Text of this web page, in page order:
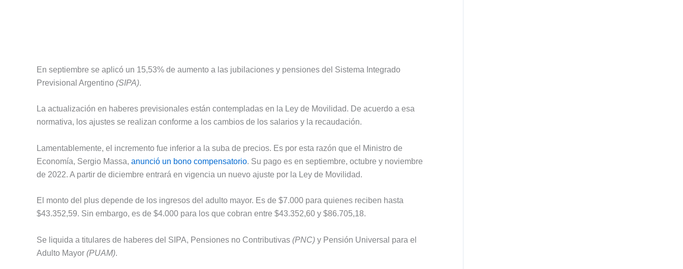
En septiembre se aplicó un 15,53% de aumento a las jubilaciones y pensiones del Sistema Integrado
Previsional Argentino (SIPA).
La actualización en haberes previsionales están contempladas en la Ley de Movilidad. De acuerdo a esa
normativa, los ajustes se realizan conforme a los cambios de los salarios y la recaudación.
Lamentablemente, el incremento fue inferior a la suba de precios. Es por esta razón que el Ministro de
Economía, Sergio Massa, anunció un bono compensatorio. Su pago es en septiembre, octubre y noviembre
de 2022. A partir de diciembre entrará en vigencia un nuevo ajuste por la Ley de Movilidad.
El monto del plus depende de los ingresos del adulto mayor. Es de $7.000 para quienes reciben hasta
$43.352,59. Sin embargo, es de $4.000 para los que cobran entre $43.352,60 y $86.705,18.
Se liquida a titulares de haberes del SIPA, Pensiones no Contributivas (PNC) y Pensión Universal para el
Adulto Mayor (PUAM).